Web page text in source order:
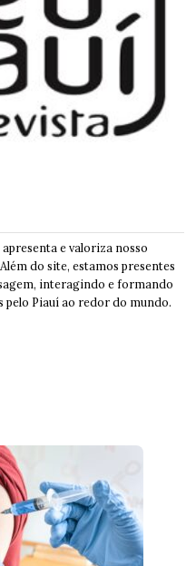
e valoriza nosso
do site, estamos presentes
interagindo e formando
pelo Piauí ao redor do mundo.